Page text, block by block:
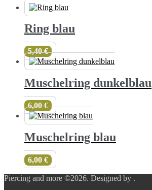
Ring blau
5,40€
Muschelring dunkelblau
6,00€
Muschelring blau
6,00 €
Piercing and more ©2026. Designed by .